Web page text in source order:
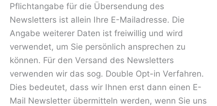
Pflichtangabe für die Übersendung des
Newsletters ist allein Ihre E-Mailadresse. Die
Angabe weiterer Daten ist freiwillig und wird
verwendet, um Sie persönlich ansprechen zu
können. Für den Versand des Newsletters
verwenden wir das sog. Double Opt-in Verfahren.
Dies bedeutet, dass wir Ihnen erst dann einen E-
Mail Newsletter übermitteln werden, wenn Sie uns